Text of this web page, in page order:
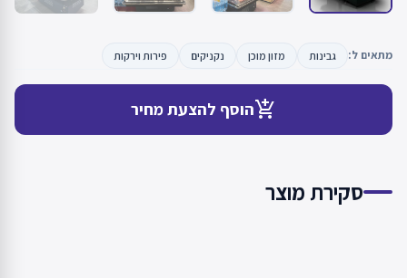
מתאים ל: גבינות מזון מוכן נקניקים פירות וירקות
add_shopping_cartהוסף להצעת מחיר
סקירת מוצר